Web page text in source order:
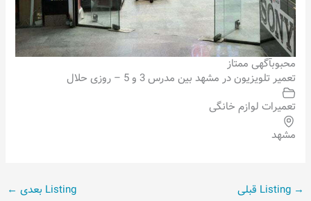
محبوبآگهی ممتاز
تعمیر تلویزیون در مشهد بین مدرس 3 و 5 – روزی حلال
تعمیرات لوازم خانگی
مشهد
→ Listing بعدی ←